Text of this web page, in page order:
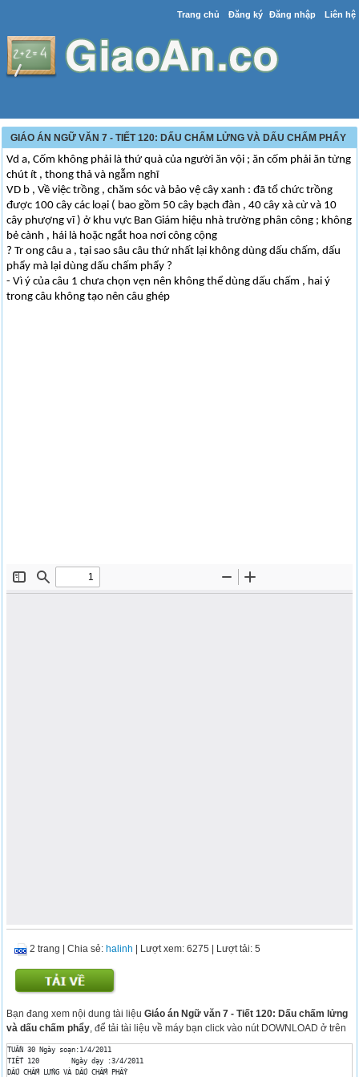
Trang chủ Đăng ký Đăng nhập Liên hệ
GIÁO ÁN NGỮ VĂN 7 - TIẾT 120: DẤU CHẤM LỬNG VÀ DẤU CHẤM PHẨY
Vd a, Cốm không phải là thứ quà của người ăn vội ; ăn cốm phải ăn từng
chút ít , thong thả và ngẫm nghĩ
VD b , Về việc trồng , chăm sóc và bảo vệ cây xanh : đã tổ chức trồng
được 100 cây các loại ( bao gồm 50 cây bạch đàn , 40 cây xà cừ và 10
cây phượng vĩ ) ở khu vực Ban Giám hiệu nhà trường phân công ; không
bẻ cành , hái là hoặc ngắt hoa nơi công cộng
? Tr ong câu a , tại sao sâu câu thứ nhất lại không dùng dấu chấm, dấu
phẩy mà lại dùng dấu chấm phẩy ?
- Vì ý của câu 1 chưa chọn vẹn nên không thể dùng dấu chấm , hai ý
trong câu không tạo nên câu ghép
2 trang |Chia sẻ: halinh | Lượt xem: 6275 | Lượt tải: 5
Bạn đang xem nội dung tài liệuGiáo án Ngữ văn 7 - Tiết 120: Dấu chấm lửng
và dấu chấm phẩy , để tải tài liệu về máy bạn click vào nút DOWNLOAD ở trên
TUẦN 30	Ngày soạn:1/4/2011
TIẾT 120	Ngày dạy :3/4/2011
DẤU CHẤM LỬNG VÀ DẤU CHẤM PHẨY